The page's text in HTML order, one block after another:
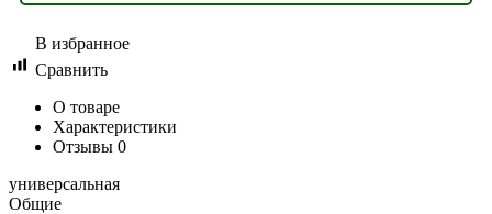
В избранное
Сравнить
О товаре
Характеристики
Отзывы 0
универсальная
Общие